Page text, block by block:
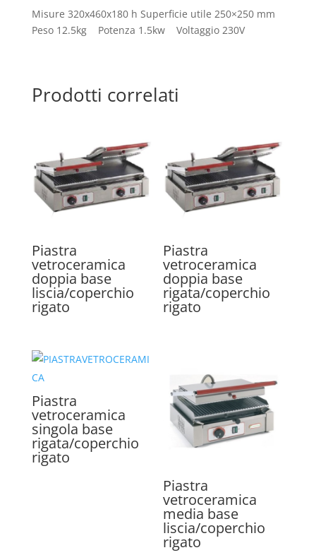
Misure 320x460x180 h Superficie utile 250×250 mm
Peso 12.5kg Potenza 1.5kw Voltaggio 230V
Prodotti correlati
Piastra
vetroceramica
doppia base
liscia/coperchio
rigato
Piastra
vetroceramica
doppia base
rigata/coperchio
rigato
Piastra
vetroceramica
singola base
rigata/coperchio
rigato
Piastra
vetroceramica
media base
liscia/coperchio
rigato